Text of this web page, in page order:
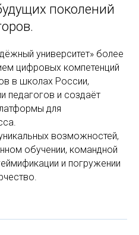
поколений
университет» более
цифровых компетенций
в школах России,
педагогов и создаёт
для
возможностей,
обучении, командной
и погружении